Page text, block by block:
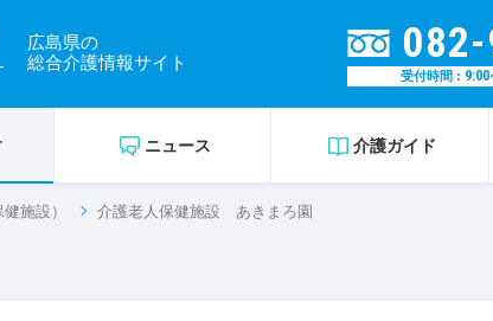
広島県の
総合介護情報サイト
受付時間 :
ニュース 介護ガイド
施設） 介護老人保健施設 あきまろ園